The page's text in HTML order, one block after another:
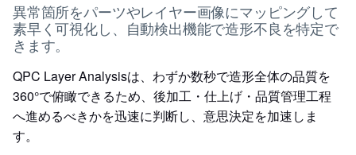
異常箇所をパーツやレイヤー画像にマッピングして
素早く可視化し、自動検出機能で造形不良を特定で
きます。
QPC Layer Analysisは、わずか数秒で造形全体の品質を
360°で俯瞰できるため、後加工・仕上げ・品質管理工程
へ進めるべきかを迅速に判断し、意思決定を加速しま
す。